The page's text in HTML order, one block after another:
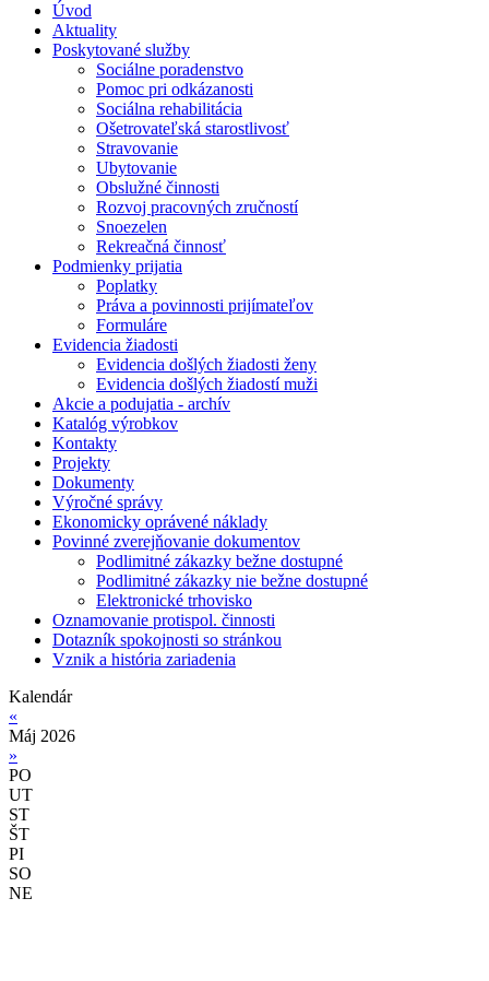
Úvod
Aktuality
Poskytované služby
Sociálne poradenstvo
Pomoc pri odkázanosti
Sociálna rehabilitácia
Ošetrovateľská starostlivosť
Stravovanie
Ubytovanie
Obslužné činnosti
Rozvoj pracovných zručností
Snoezelen
Rekreačná činnosť
Podmienky prijatia
Poplatky
Práva a povinnosti prijímateľov
Formuláre
Evidencia žiadosti
Evidencia došlých žiadosti ženy
Evidencia došlých žiadostí muži
Akcie a podujatia - archív
Katalóg výrobkov
Kontakty
Projekty
Dokumenty
Výročné správy
Ekonomicky oprávené náklady
Povinné zverejňovanie dokumentov
Podlimitné zákazky bežne dostupné
Podlimitné zákazky nie bežne dostupné
Elektronické trhovisko
Oznamovanie protispol. činnosti
Dotazník spokojnosti so stránkou
Vznik a história zariadenia
Kalendár
«
Máj 2026
»
PO
UT
ST
ŠT
PI
SO
NE